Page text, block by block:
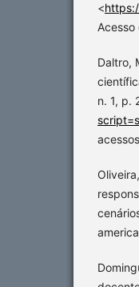
<
Daltro,
n. 1, p.